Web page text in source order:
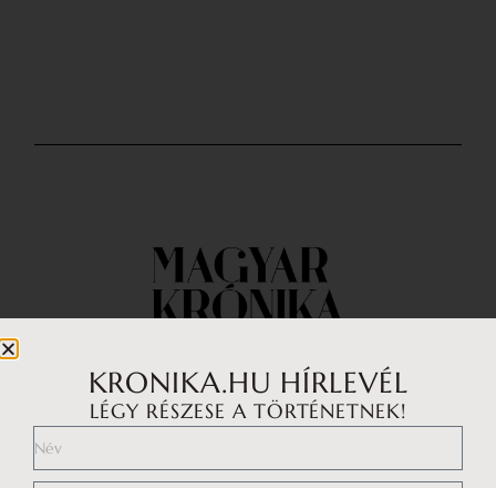
Impresszum
KRONIKA.HU HÍRLEVÉL
LÉGY RÉSZESE A TÖRTÉNETNEK!